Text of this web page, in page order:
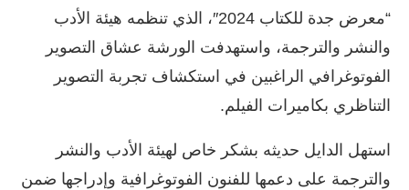
“معرض جدة للكتاب 2024″، الذي تنظمه هيئة الأدب
والنشر والترجمة، واستهدفت الورشة عشاق التصوير
الفوتوغرافي الراغبين في استكشاف تجربة التصوير
التناظري بكاميرات الفيلم.
استهل الدايل حديثه بشكر خاص لهيئة الأدب والنشر
والترجمة على دعمها للفنون الفوتوغرافية وإدراجها ضمن